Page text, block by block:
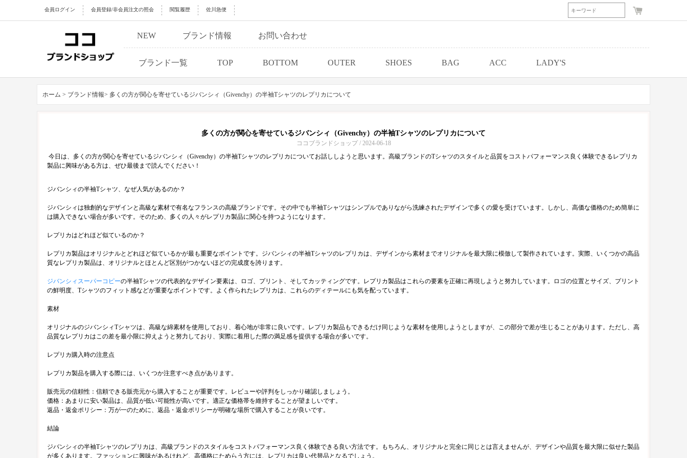
会員ログイン 会員登録/非会員注文の照会 閲覧履歴 佐川急便
NEW ブランド情報 お問い合わせ
ブランド一覧 TOP BOTTOM OUTER SHOES BAG ACC LADY'S
ホーム > ブランド情報> 多くの方が関心を寄せているジバンシィ（Givenchy）の半袖Tシャツのレプリカについて
多くの方が関心を寄せているジバンシィ（Givenchy）の半袖Tシャツのレプリカについて
ココブランドショップ / 2024-06-18
今日は、多くの方が関心を寄せているジバンシィ（Givenchy）の半袖Tシャツのレプリカについてお話ししようと思います。高級ブランドのTシャツのスタイルと品質をコストパフォーマンス良く体験できるレプリカ
製品に興味がある方は、ぜひ最後まで読んでください！
ジバンシィの半袖Tシャツ、なぜ人気があるのか？
ジバンシィは独創的なデザインと高級な素材で有名なフランスの高級ブランドです。その中でも半袖Tシャツはシンプルでありながら洗練されたデザインで多くの愛を受けています。しかし、高価な価格のため簡単に
は購入できない場合が多いです。そのため、多くの人々がレプリカ製品に関心を持つようになります。
レプリカはどれほど似ているのか？
レプリカ製品はオリジナルとどれほど似ているかが最も重要なポイントです。ジバンシィの半袖Tシャツのレプリカは、デザインから素材までオリジナルを最大限に模倣して製作されています。実際、いくつかの高品
質なレプリカ製品は、オリジナルとほとんど区別がつかないほどの完成度を誇ります。
ジバンシィスーパーコピーの半袖Tシャツの代表的なデザイン要素は、ロゴ、プリント、そしてカッティングです。レプリカ製品はこれらの要素を正確に再現しようと努力しています。ロゴの位置とサイズ、プリント
の鮮明度、Tシャツのフィット感などが重要なポイントです。よく作られたレプリカは、これらのディテールにも気を配っています。
素材
オリジナルのジバンシィTシャツは、高級な綿素材を使用しており、着心地が非常に良いです。レプリカ製品もできるだけ同じような素材を使用しようとしますが、この部分で差が生じることがあります。ただし、高
品質なレプリカはこの差を最小限に抑えようと努力しており、実際に着用した際の満足感を提供する場合が多いです。
レプリカ購入時の注意点
レプリカ製品を購入する際には、いくつか注意すべき点があります。
販売元の信頼性：信頼できる販売元から購入することが重要です。レビューや評判をしっかり確認しましょう。
価格：あまりに安い製品は、品質が低い可能性が高いです。適正な価格帯を維持することが望ましいです。
返品・返金ポリシー：万が一のために、返品・返金ポリシーが明確な場所で購入することが良いです。
結論
ジバンシィの半袖Tシャツのレプリカは、高級ブランドのスタイルをコストパフォーマンス良く体験できる良い方法です。もちろん、オリジナルと完全に同じとは言えませんが、デザインや品質を最大限に似せた製品
が多くあります。ファッションに興味があるけれど、高価格にためらう方には、レプリカは良い代替品となるでしょう。